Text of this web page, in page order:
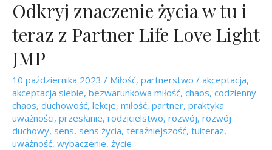
Odkryj znaczenie życia w tu i
teraz z Partner Life Love Light
JMP
10 października 2023 / Miłość, partnerstwo / akceptacja,
akceptacja siebie, bezwarunkowa miłość, chaos, codzienny
chaos, duchowość, lekcje, miłość, partner, praktyka
uważności, przesłanie, rodzicielstwo, rozwój, rozwój
duchowy, sens, sens życia, teraźniejszość, tuiteraz,
uważność, wybaczenie, życie